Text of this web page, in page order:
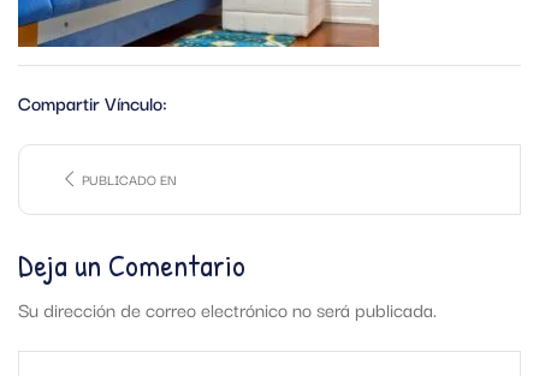
Compartir Vínculo:
PUBLICADO EN
Deja un Comentario
Su dirección de correo electrónico no será publicada.